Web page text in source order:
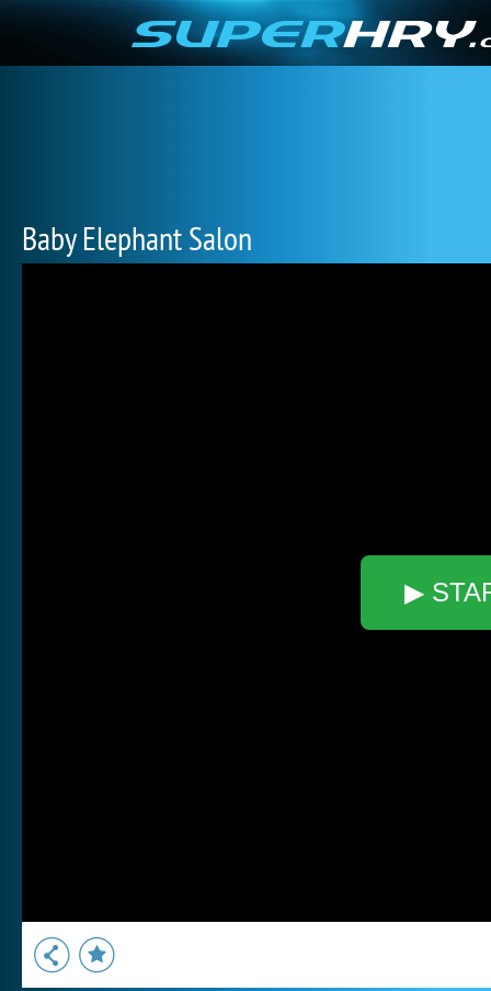
Baby Elephant Salon
▶